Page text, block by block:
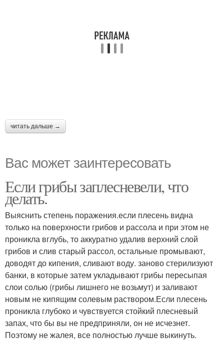
читать дальше →
Вас может заинтересовать
Если грибы заплесневели, что
делать.
Выяснить степень поражения.если плесень видна
только на поверхности грибов и рассола и при этом не
проникла вглубь, то аккуратно удалив верхний слой
грибов и слив старый рассол, остальные промывают,
доводят до кипения, сливают воду. заново стерилизуют
банки, в которые затем укладывают грибы пересыпая
слои солью (грибы лишнего не возьмут) и заливают
новым не кипящим солевым раствором.Если плесень
проникла глубоко и чувствуется стойкий плесневый
запах, что бы вы не предприняли, он не исчезнет.
Поэтому не жалея, все полностью лучше выкинуть.